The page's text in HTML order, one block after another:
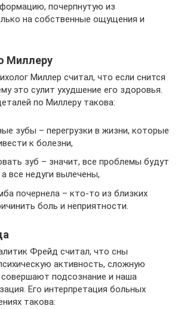
почерпнутую из
на собственные ощущения и
Миллеру
Миллер считал, что если снится
это сулит ухудшение его здоровья.
по Миллеру такова:
зубы – перегрузки в жизни, которые
к болезни,
зуб – значит, все проблемы будут
все недуги вылечены,
почернела – кто-то из близких
боль и неприятности.
Фрейд считал, что сны
активность, сложную
подсознание и наша
Его интерпретация больных
такова: